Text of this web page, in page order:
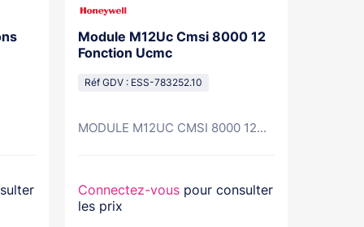
Module M12Uc Cmsi 8000 12
Fonction Ucmc
Réf GDV : ESS-783252.10
MODULE M12UC CMSI 8000 12...
Connectez-vous pour consulter
les prix